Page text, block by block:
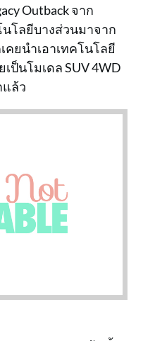
Outback จาก
นโลยีบางส่วนมาจาก
คยนำเอาเทคโนโลยี
ป็นโมเดล SUV 4WD
แล้ว